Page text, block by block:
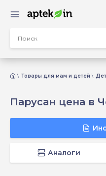
Товары для мам и детей
Парусан цена в
Аналоги